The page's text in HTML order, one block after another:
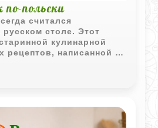
польски
считался
русском столе. Этот
кулинарной
рецептов, написанной на
языке.